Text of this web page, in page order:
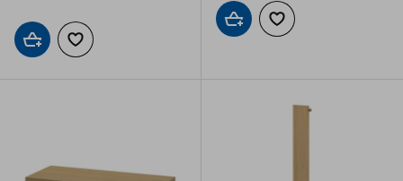
Добави в кошницата
Добави към списъка с любими
Добави в кошницата
Добави към